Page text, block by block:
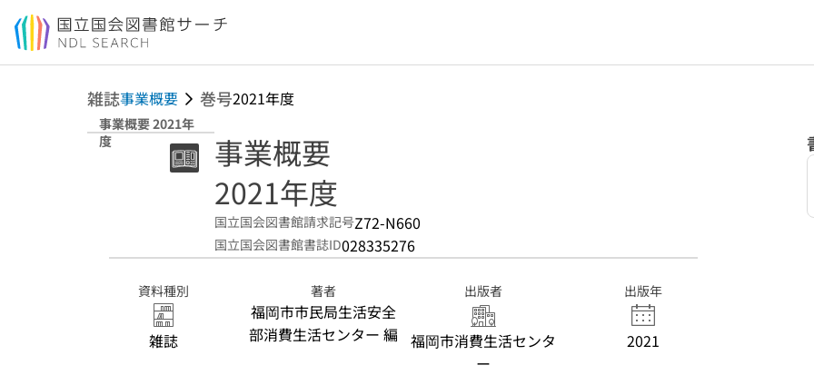
本文へ移動
雑誌事業概要 巻号2021年度
事業概要 2021年
度
事業概要
2021年度
国立国会図書館請求記号Z72-N660
国立国会図書館書誌ID028335276
資料種別
雑誌
著者
福岡市市民局生活安全
部消費生活センター 編
出版者
福岡市消費生活センタ
ー
出版年
2021